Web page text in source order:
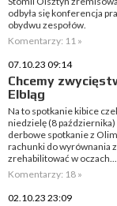
odbyła się konferencja
obydwu zespołów.
Komentarzy: 11 »
07.10.23 09:14
Chcemy
Elbląg
Na to spotkanie kibice
niedzielę (8
derbowe spotkanie z
rachunki do wyrównania
zrehabilitować w oczach...
Komentarzy: 18 »
02.10.23 23:09